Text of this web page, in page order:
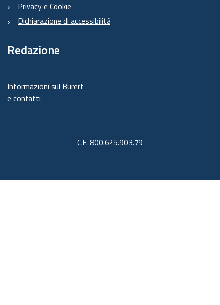
Privacy e Cookie
Dichiarazione di accessibilità
Redazione
Informazioni sul Burert
e contatti
C.F. 800.625.903.79